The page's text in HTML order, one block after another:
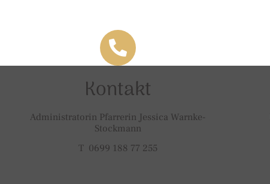
Kontakt
Administratorin Pfarrerin Jessica Warnke-
Stockmann
T 0699 188 77 255